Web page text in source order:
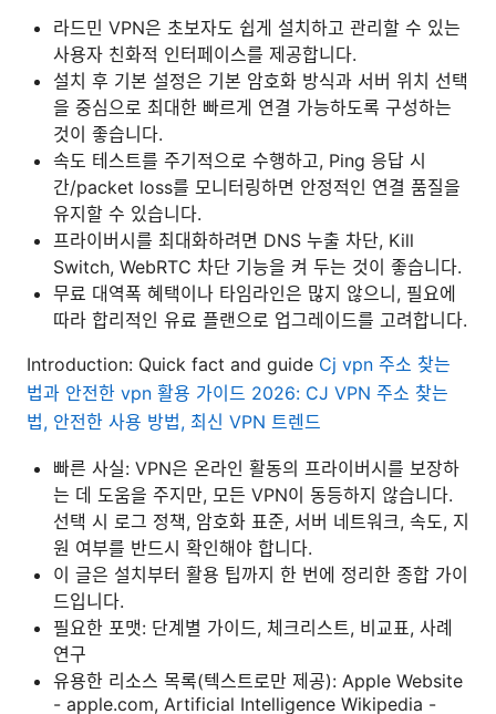
라드민 VPN은 초보자도 쉽게 설치하고 관리할 수 있는
사용자 친화적 인터페이스를 제공합니다.
설치 후 기본 설정은 기본 암호화 방식과 서버 위치 선택
을 중심으로 최대한 빠르게 연결 가능하도록 구성하는
것이 좋습니다.
속도 테스트를 주기적으로 수행하고, Ping 응답 시
간/packet loss를 모니터링하면 안정적인 연결 품질을
유지할 수 있습니다.
프라이버시를 최대화하려면 DNS 누출 차단, Kill
Switch, WebRTC 차단 기능을 켜 두는 것이 좋습니다.
무료 대역폭 혜택이나 타임라인은 많지 않으니, 필요에
따라 합리적인 유료 플랜으로 업그레이드를 고려합니다.
Introduction: Quick fact and guide Cj vpn 주소 찾는
법과 안전한 vpn 활용 가이드 2026: CJ VPN 주소 찾는
법, 안전한 사용 방법, 최신 VPN 트렌드
빠른 사실: VPN은 온라인 활동의 프라이버시를 보장하
는 데 도움을 주지만, 모든 VPN이 동등하지 않습니다.
선택 시 로그 정책, 암호화 표준, 서버 네트워크, 속도, 지
원 여부를 반드시 확인해야 합니다.
이 글은 설치부터 활용 팁까지 한 번에 정리한 종합 가이
드입니다.
필요한 포맷: 단계별 가이드, 체크리스트, 비교표, 사례
연구
유용한 리소스 목록(텍스트로만 제공): Apple Website
- apple.com, Artificial Intelligence Wikipedia -